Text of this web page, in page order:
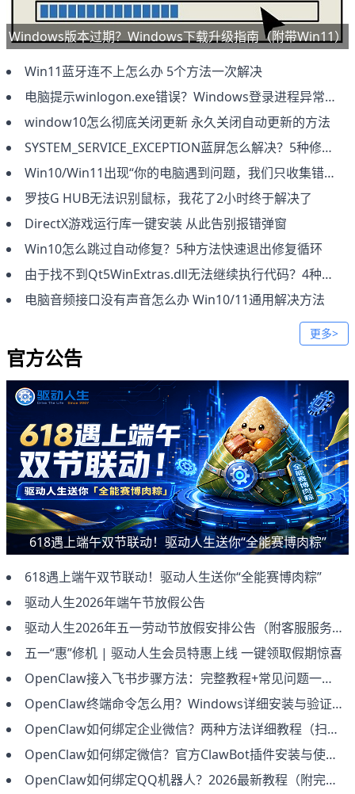
Windows版本过期？Windows下载升级指南（附带Win11）
Win11蓝牙连不上怎么办 5个方法一次解决
电脑提示winlogon.exe错误？Windows登录进程异常解决方法
window10怎么彻底关闭更新 永久关闭自动更新的方法
SYSTEM_SERVICE_EXCEPTION蓝屏怎么解决？5种修复方法
Win10/Win11出现“你的电脑遇到问题，我们只收集错误”解决方法
罗技G HUB无法识别鼠标，我花了2小时终于解决了
DirectX游戏运行库一键安装 从此告别报错弹窗
Win10怎么跳过自动修复？5种方法快速退出修复循环
由于找不到Qt5WinExtras.dll无法继续执行代码？4种方法快速修复
电脑音频接口没有声音怎么办 Win10/11通用解决方法
更多>
官方公告
618遇上端午双节联动！驱动人生送你“全能赛博肉粽”
618遇上端午双节联动！驱动人生送你“全能赛博肉粽”
驱动人生2026年端午节放假公告
驱动人生2026年五一劳动节放假安排公告（附客服服务说明）
五一“惠”修机 | 驱动人生会员特惠上线 一键领取假期惊喜
OpenClaw接入飞书步骤方法：完整教程+常见问题一次讲清（2026新版）
OpenClaw终端命令怎么用？Windows详细安装与验证教程（新手必看）
OpenClaw如何绑定企业微信？两种方法详细教程（扫码接入+手动配置）
OpenClaw如何绑定微信？官方ClawBot插件安装与使用完整教程
OpenClaw如何绑定QQ机器人？2026最新教程（附完整步骤）